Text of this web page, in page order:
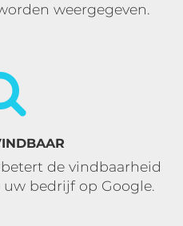
weergegeven.
de vindbaarheid
bedrijf op Google.